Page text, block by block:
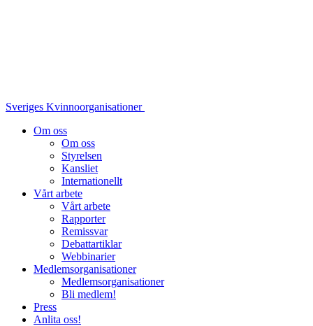
Sveriges Kvinnoorganisationer
Om oss
Om oss
Styrelsen
Kansliet
Internationellt
Vårt arbete
Vårt arbete
Rapporter
Remissvar
Debattartiklar
Webbinarier
Medlemsorganisationer
Medlemsorganisationer
Bli medlem!
Press
Anlita oss!